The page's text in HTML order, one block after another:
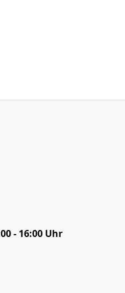
- 16:00 Uhr